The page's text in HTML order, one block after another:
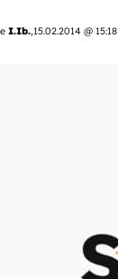
I.Ib.,15.02.2014 @ 15:18